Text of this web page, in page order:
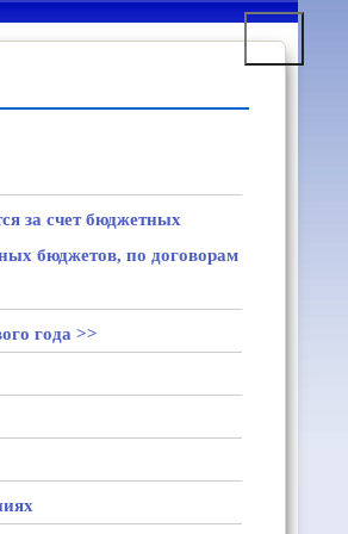
за счет бюджетных
бюджетов, по договорам
года >>